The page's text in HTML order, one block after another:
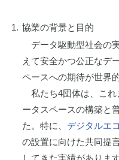
1. 協業の背景と目的
データ駆動型社会の
えて安全かつ公正なデ
ペースへの期待が世界
私たち4団体は、これ
ータスペースの構築と
た。特に、 デジタルエ
の設置に向けた共同提
してきた実績があります